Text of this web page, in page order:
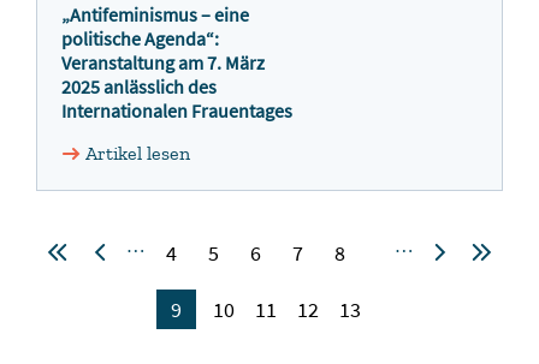
„Antifeminismus – eine
politische Agenda“:
Veranstaltung am 7. März
2025 anlässlich des
Internationalen Frauentages
Artikel lesen
… 4 5 6 7 8
9 10 11 12 13
…